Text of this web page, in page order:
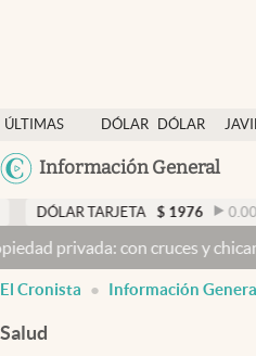
ÚLTIMAS
NOTICIAS
DÓLAR
DÓLAR
Información General
Dólar
Members
Economía y Política
Finanzas y Mercados
Mercados Online
$ 1976 0.00%
y chicanas, el Senado discute
El Cronista Información
Salud